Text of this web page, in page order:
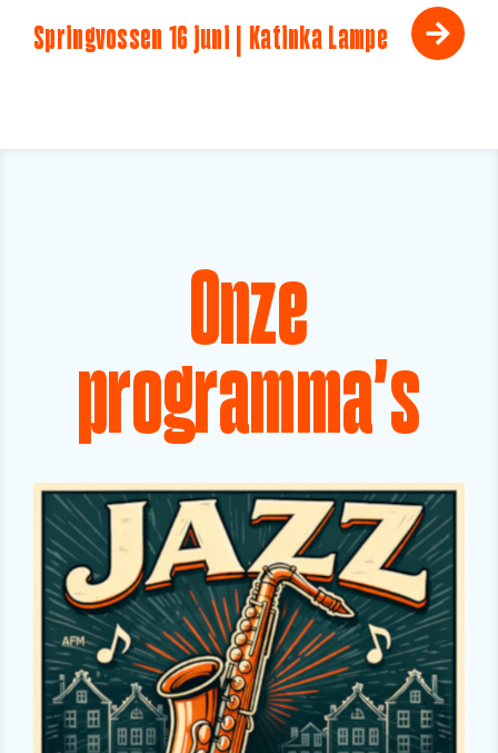
Springvossen 16 juni | Katinka Lampe
Onze
programma's